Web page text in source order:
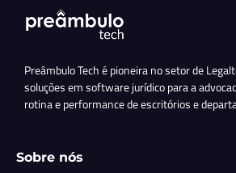
Preâmbulo Tech é pioneira no setor de
soluções em software jurídico para a
rotina e performance de escritórios e
Sobre nós